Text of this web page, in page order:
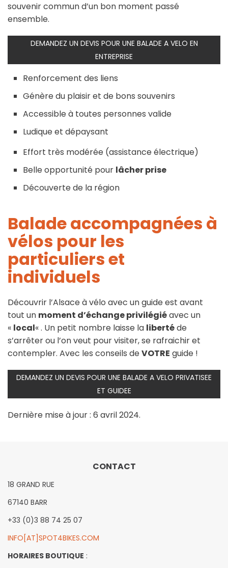
souvenir commun d’un bon moment passé
ensemble.
DEMANDEZ UN DEVIS POUR UNE BALADE A VELO EN
ENTREPRISE
Renforcement des liens
Génère du plaisir et de bons souvenirs
Accessible à toutes personnes valide
Ludique et dépaysant
Effort très modérée (assistance électrique)
Belle opportunité pour lâcher prise
Découverte de la région
Balade accompagnées à
vélos pour les
particuliers et
individuels
Découvrir l’Alsace à vélo avec un guide est avant
tout un moment d’échange privilégiéavec un
« local« . Un petit nombre laisse la libertéde
s’arrêter ou l’on veut pour visiter, se rafraichir et
contempler. Avec les conseils deVOTRE guide !
DEMANDEZ UN DEVIS POUR UNE BALADE A VELO PRIVATISEE
ET GUIDEE
Dernière mise à jour : 6 avril 2024.
CONTACT
18 GRAND RUE
67140 BARR
+33 (0)3 88 74 25 07
INFO[AT]SPOT4BIKES.COM
HORAIRES BOUTIQUE :